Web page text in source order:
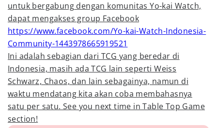
untuk bergabung dengan komunitas Yo-kai Watch,
dapat mengakses group Facebook
https://www.facebook.com/Yo-kai-Watch-Indonesia-
Community-1443978665919521
Ini adalah sebagian dari TCG yang beredar di
Indonesia, masih ada TCG lain seperti Weiss
Schwarz, Chaos, dan lain sebagainya, namun di
waktu mendatang kita akan coba membahasnya
satu per satu. See you next time in Table Top Game
section!